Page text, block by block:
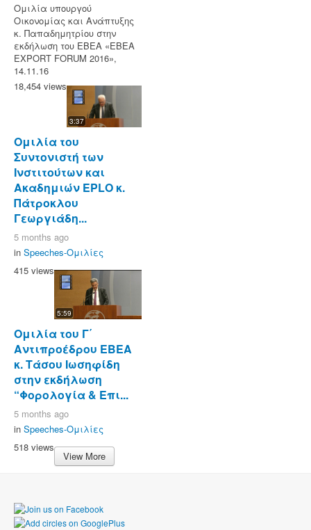
Ομιλία υπουργού
Οικονομίας και Ανάπτυξης
κ. Παπαδημητρίου στην
εκδήλωση του ΕΒΕΑ «ΕΒΕΑ
EXPORT FORUM 2016»,
14.11.16
18,454 views
3:37
Ομιλία του
Συντονιστή των
Ινστιτούτων και
Ακαδημιών EPLO κ.
Πάτροκλου
Γεωργιάδη...
5 months ago
in Speeches-Ομιλίες
415 views
5:59
Ομιλία του Γ΄
Αντιπροέδρου ΕΒΕΑ
κ. Τάσου Ιωσηφίδη
στην εκδήλωση
“Φορολογία & Επι...
5 months ago
in Speeches-Ομιλίες
518 views
View More